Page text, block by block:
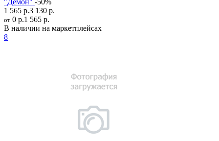
"Демон" -50%
1 565 р.3 130 р.
от 0 р.1 565 р.
В наличии на маркетплейсах
8